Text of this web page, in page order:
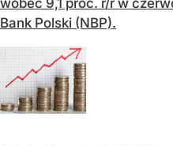
wobec 9,1 proc. r/r w
Bank Polski (NBP).